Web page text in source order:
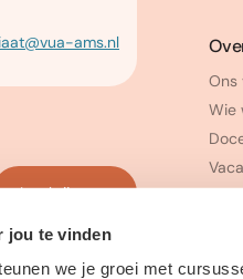
jou te vinden
we je groei met
ams.nl
Inschrijven
Ons
Wie